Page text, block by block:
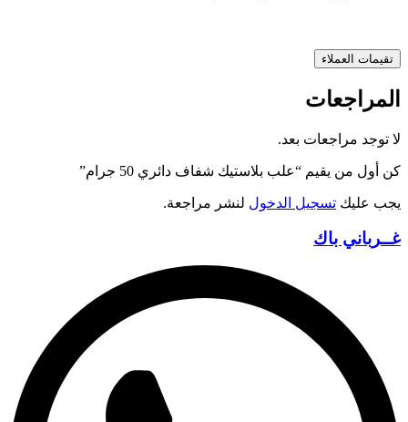
تقيمات العملاء
المراجعات
لا توجد مراجعات بعد.
كن أول من يقيم “علب بلاستيك شفاف دائري 50 جرام”
يجب عليك تسجيل الدخول لنشر مراجعة.
غــرباني باك